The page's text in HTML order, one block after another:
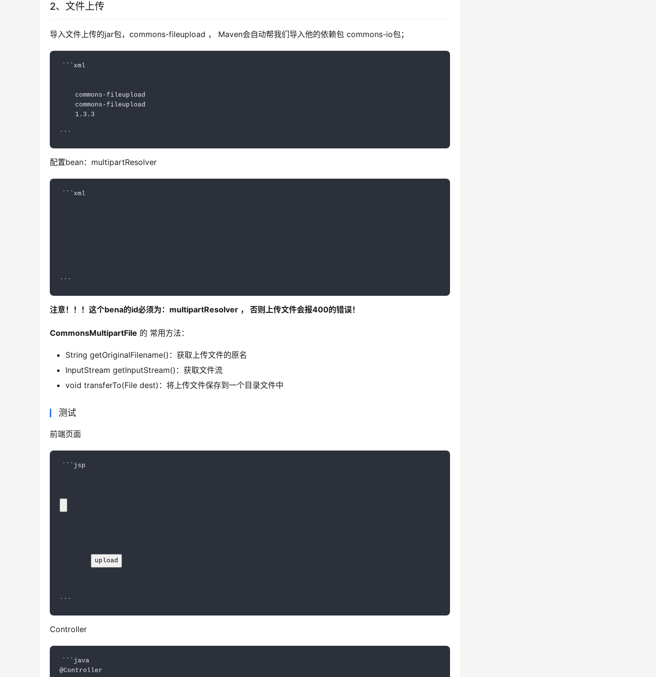
2、文件上传
导入文件上传的jar包，commons-fileupload ， Maven会自动帮我们导入他的依赖包 commons-io包；
commons-fileupload
commons-fileupload
1.3.3
配置bean：multipartResolver
注意！！！这个bena的id必须为：multipartResolver ， 否则上传文件会报400的错误！
CommonsMultipartFile 的 常用方法：
String getOriginalFilename()：获取上传文件的原名
InputStream getInputStream()：获取文件流
void transferTo(File dest)：将上传文件保存到一个目录文件中
测试
前端页面
Controller
```java
@Controller